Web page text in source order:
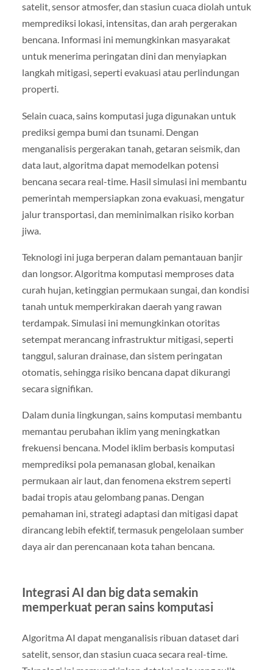
satelit, sensor atmosfer, dan stasiun cuaca diolah untuk
memprediksi lokasi, intensitas, dan arah pergerakan
bencana. Informasi ini memungkinkan masyarakat
untuk menerima peringatan dini dan menyiapkan
langkah mitigasi, seperti evakuasi atau perlindungan
properti.
Selain cuaca, sains komputasi juga digunakan untuk
prediksi gempa bumi dan tsunami. Dengan
menganalisis pergerakan tanah, getaran seismik, dan
data laut, algoritma dapat memodelkan potensi
bencana secara real-time. Hasil simulasi ini membantu
pemerintah mempersiapkan zona evakuasi, mengatur
jalur transportasi, dan meminimalkan risiko korban
jiwa.
Teknologi ini juga berperan dalam pemantauan banjir
dan longsor. Algoritma komputasi memproses data
curah hujan, ketinggian permukaan sungai, dan kondisi
tanah untuk memperkirakan daerah yang rawan
terdampak. Simulasi ini memungkinkan otoritas
setempat merancang infrastruktur mitigasi, seperti
tanggul, saluran drainase, dan sistem peringatan
otomatis, sehingga risiko bencana dapat dikurangi
secara signifikan.
Dalam dunia lingkungan, sains komputasi membantu
memantau perubahan iklim yang meningkatkan
frekuensi bencana. Model iklim berbasis komputasi
memprediksi pola pemanasan global, kenaikan
permukaan air laut, dan fenomena ekstrem seperti
badai tropis atau gelombang panas. Dengan
pemahaman ini, strategi adaptasi dan mitigasi dapat
dirancang lebih efektif, termasuk pengelolaan sumber
daya air dan perencanaan kota tahan bencana.
Integrasi AI dan big data semakin
memperkuat peran sains komputasi
Algoritma AI dapat menganalisis ribuan dataset dari
satelit, sensor, dan stasiun cuaca secara real-time.